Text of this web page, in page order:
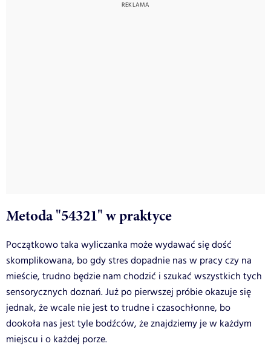
Metoda "54321" w praktyce
Początkowo taka wyliczanka może wydawać się dość
skomplikowana, bo gdy stres dopadnie nas w pracy czy na
mieście, trudno będzie nam chodzić i szukać wszystkich tych
sensorycznych doznań. Już po pierwszej próbie okazuje się
jednak, że wcale nie jest to trudne i czasochłonne, bo
dookoła nas jest tyle bodźców, że znajdziemy je w każdym
miejscu i o każdej porze.